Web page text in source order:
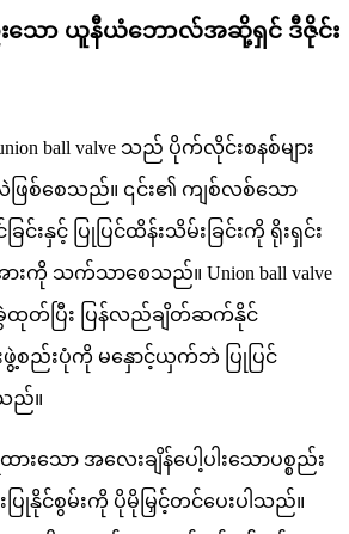
ော ယူနီယံဘောလ်အဆို့ရှင် ဒီဇိုင်း
ball valve သည် ပိုက်လိုင်းစနစ်များ
ြစ်စေသည်။ ၎င်း၏ ကျစ်လစ်သော
နှင့် ပြုပြင်ထိန်းသိမ်းခြင်းကို ရိုးရှင်း
ားကို သက်သာစေသည်။ Union ball valve
တ်ပြီး ပြန်လည်ချိတ်ဆက်နိုင်
စည်းပုံကို မနှောင့်ယှက်ဘဲ ပြုပြင်
ည်။
သော အလေးချိန်ပေါ့ပါးသောပစ္စည်း
ြုနိုင်စွမ်းကို ပိုမိုမြှင့်တင်ပေးပါသည်။